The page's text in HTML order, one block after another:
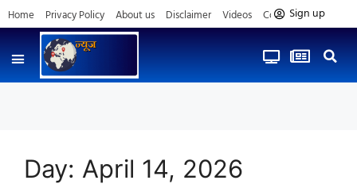
Home Privacy Policy About us Disclaimer Videos Contact us
Sign up
Day: April 14, 2026